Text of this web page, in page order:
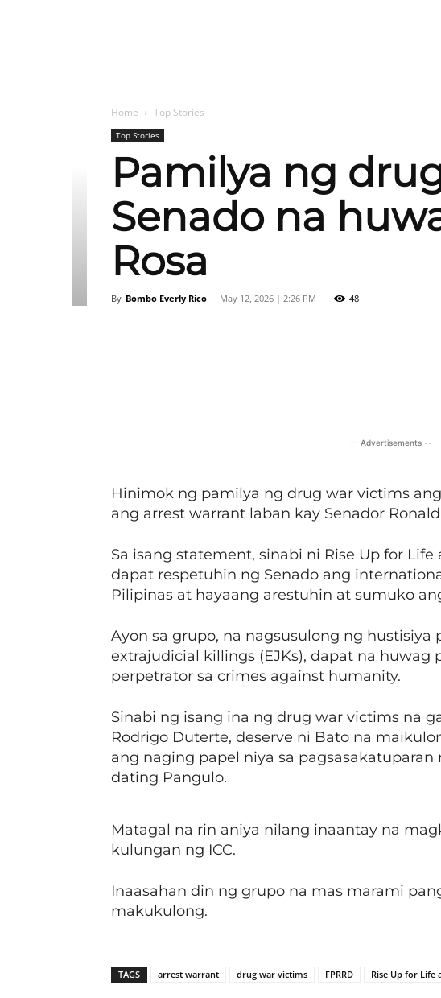
Home Top Stories
Top Stories
Pamilya ng
Senado na
Rosa
By Bombo Everly Rico - May 12, 2026 | 2:26 PM 48
-- Advertisements --
Hinimok ng pamilya ng drug war victims
ang arrest warrant laban kay Senador Ronald
Sa isang statement, sinabi ni Rise Up for
dapat respetuhin ng Senado ang
Pilipinas at hayaang arestuhin at sumuko
Ayon sa grupo, na nagsusulong ng hustisiya
extrajudicial killings (EJKs), dapat na huwag
perpetrator sa crimes against humanity.
Sinabi ng isang ina ng drug war victims na
Rodrigo Duterte, deserve ni Bato na
ang naging papel niya sa
dating Pangulo.
Matagal na rin aniya nilang inaantay na
kulungan ng ICC.
Inaasahan din ng grupo na mas marami
makukulong.
TAGS arrest warrant drug war victims FPRRD Rise Up for Life